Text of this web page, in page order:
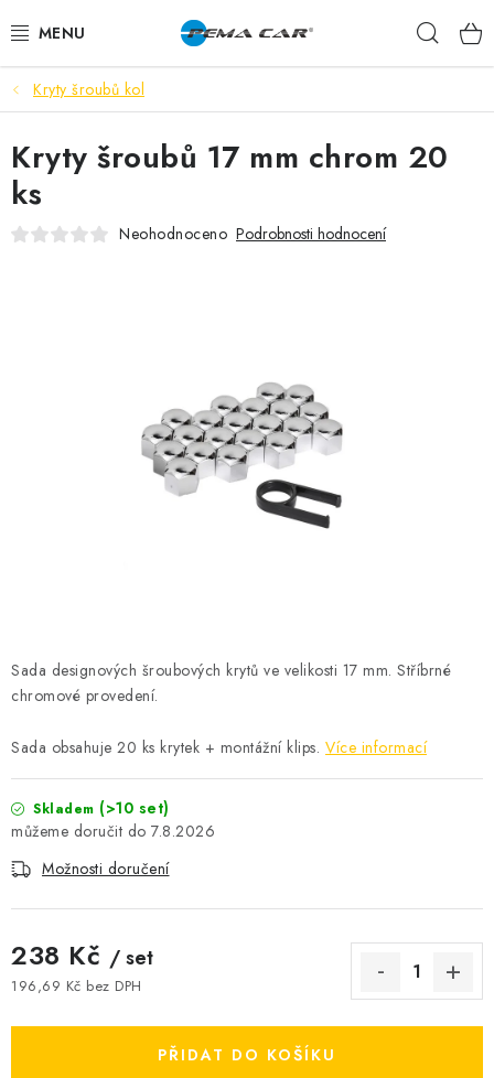
na
NOVINKY
DOPRODEJ
AUTODOPLŇKY
O nás Doprava Značky Kontakty
Reklamace
Zásady zpracování osobních údajů
Kryty šroubů kol
Sada designových šroubových krytů ve velikosti 17 mm. Stříbrné
chromové provedení.
Sada obsahuje 20 ks krytek + montážní klips. Více informací
Skladem (>10 set)
7.8.2026
Možnosti doručení
238 Kč / set
196,69 Kč bez DPH
PŘIDAT DO KOŠÍKU
Kryty šroubů 17 mm chrom 20
ks
Neohodnoceno Podrobnosti hodnocení